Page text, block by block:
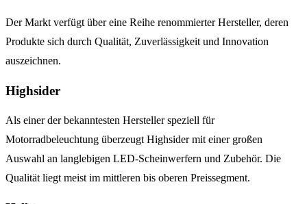
Der Markt verfügt über eine Reihe renommierter Hersteller, deren
Produkte sich durch Qualität, Zuverlässigkeit und Innovation
auszeichnen.
Highsider
Als einer der bekanntesten Hersteller speziell für
Motorradbeleuchtung überzeugt Highsider mit einer großen
Auswahl an langlebigen LED-Scheinwerfern und Zubehör. Die
Qualität liegt meist im mittleren bis oberen Preissegment.